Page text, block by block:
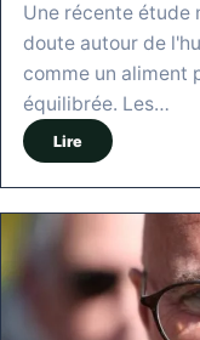
Une récente étude
doute autour de
comme un aliment
équilibrée. Les…
Lire